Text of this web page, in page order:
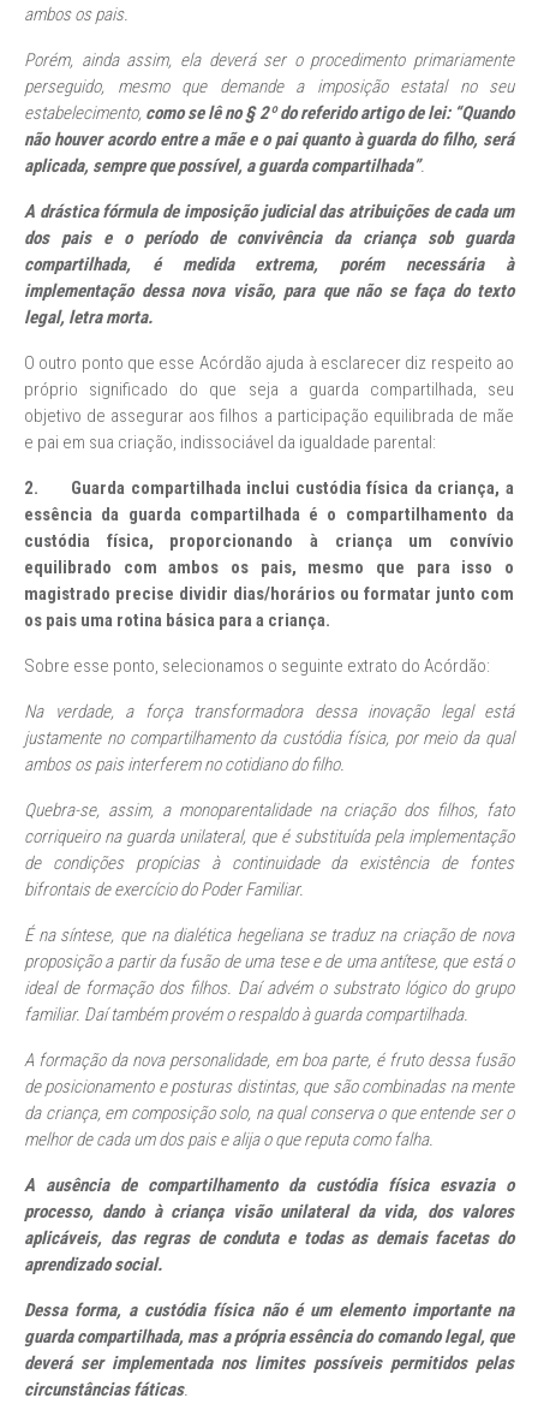
ambos os pais.
Porém, ainda assim, ela deverá ser o procedimento primariamente
perseguido, mesmo que demande a imposição estatal no seu
estabelecimento, como se lê no § 2º do referido artigo de lei: “Quando
não houver acordo entre a mãe e o pai quanto à guarda do filho, será
aplicada, sempre que possível, a guarda compartilhada”.
A drástica fórmula de imposição judicial das atribuições de cada um
dos pais e o período de convivência da criança sob guarda
compartilhada, é medida extrema, porém necessária à
implementação dessa nova visão, para que não se faça do texto
legal, letra morta.
O outro ponto que esse Acórdão ajuda à esclarecer diz respeito ao
próprio significado do que seja a guarda compartilhada, seu
objetivo de assegurar aos filhos a participação equilibrada de mãe
e pai em sua criação, indissociável da igualdade parental:
2. Guarda compartilhada inclui custódia física da criança, a
essência da guarda compartilhada é o compartilhamento da
custódia física, proporcionando à criança um convívio
equilibrado com ambos os pais, mesmo que para isso o
magistrado precise dividir dias/horários ou formatar junto com
os pais uma rotina básica para a criança.
Sobre esse ponto, selecionamos o seguinte extrato do Acórdão:
Na verdade, a força transformadora dessa inovação legal está
justamente no compartilhamento da custódia física, por meio da qual
ambos os pais interferem no cotidiano do filho.
Quebra-se, assim, a monoparentalidade na criação dos filhos, fato
corriqueiro na guarda unilateral, que é substituída pela implementação
de condições propícias à continuidade da existência de fontes
bifrontais de exercício do Poder Familiar.
É na síntese, que na dialética hegeliana se traduz na criação de nova
proposição a partir da fusão de uma tese e de uma antítese, que está o
ideal de formação dos filhos. Daí advém o substrato lógico do grupo
familiar. Daí também provém o respaldo à guarda compartilhada.
A formação da nova personalidade, em boa parte, é fruto dessa fusão
de posicionamento e posturas distintas, que são combinadas na mente
da criança, em composição solo, na qual conserva o que entende ser o
melhor de cada um dos pais e alija o que reputa como falha.
A ausência de compartilhamento da custódia física esvazia o
processo, dando à criança visão unilateral da vida, dos valores
aplicáveis, das regras de conduta e todas as demais facetas do
aprendizado social.
Dessa forma, a custódia física não é um elemento importante na
guarda compartilhada, mas a própria essência do comando legal, que
deverá ser implementada nos limites possíveis permitidos pelas
circunstâncias fáticas.